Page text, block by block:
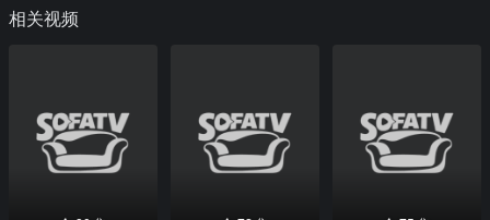
相关视频